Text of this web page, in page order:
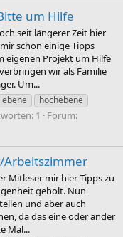
um Hilfe
seit längerer Zeit hier
schon einige Tipps
eigenen Projekt um Hilfe
wir als Familie
Um...
ebene
hochebene
1
Forum:
Arbeitszimmer
Mitleser mir hier Tipps zu
geholt. Nun
und aber auch
da das eine oder ander
Mal...